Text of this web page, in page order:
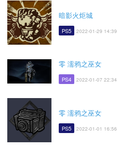
暗影火炬城
PS5 2022-01-29 14:39
零 濡鸦之巫女
PS4 2022-01-07 22:34
零 濡鸦之巫女
PS5 2022-01-01 16:56